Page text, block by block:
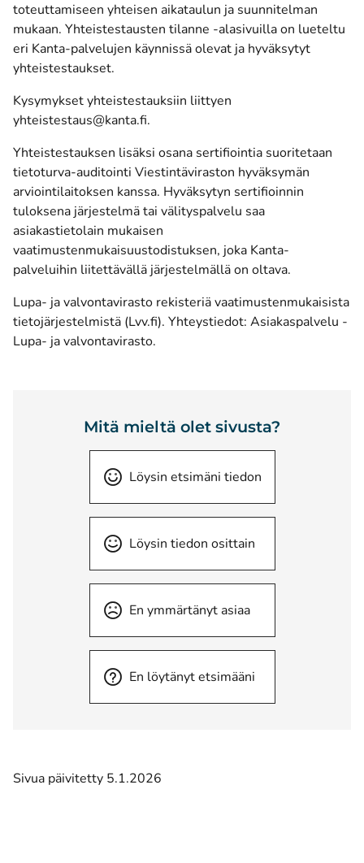
toteuttamiseen yhteisen aikataulun ja suunnitelman
mukaan. Yhteistestausten tilanne -alasivuilla on lueteltu
eri Kanta-palvelujen käynnissä olevat ja hyväksytyt
yhteistestaukset.
Kysymykset yhteistestauksiin liittyen
yhteistestaus@kanta.fi(avautuu uuteen ikkunaan)
.
Yhteistestauksen lisäksi osana sertifiointia suoritetaan
tietoturva-auditointi Viestintäviraston hyväksymän
arviointilaitoksen kanssa. Hyväksytyn sertifioinnin
tuloksena järjestelmä tai välityspalvelu saa
asiakastietolain mukaisen
vaatimustenmukaisuustodistuksen, joka Kanta-
palveluihin liitettävällä järjestelmällä on oltava.
Lupa- ja valvontavirasto rekisteriä vaatimustenmukaisista
tietojärjestelmistä (Lvv.fi). (avautuu uuteen ikkunaan)
Yhteystiedot: Asiakaspalvelu -
Lupa- ja valvontavirasto(avautuu uuteen ikkunaan)
.
Mitä mieltä olet sivusta?
Löysin etsimäni tiedon
Löysin tiedon osittain
En ymmärtänyt asiaa
En löytänyt etsimääni
Sivua päivitetty 5.1.2026